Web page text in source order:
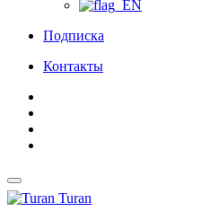
Подписка
Контакты
Turan